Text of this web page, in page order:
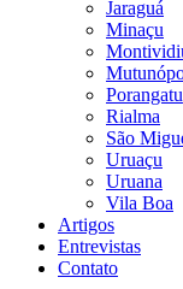
Jaraguá
Minaçu
Porangatu
Rialma
São
Uruaçu
Uruana
Vila Boa
Artigos
Entrevistas
Contato